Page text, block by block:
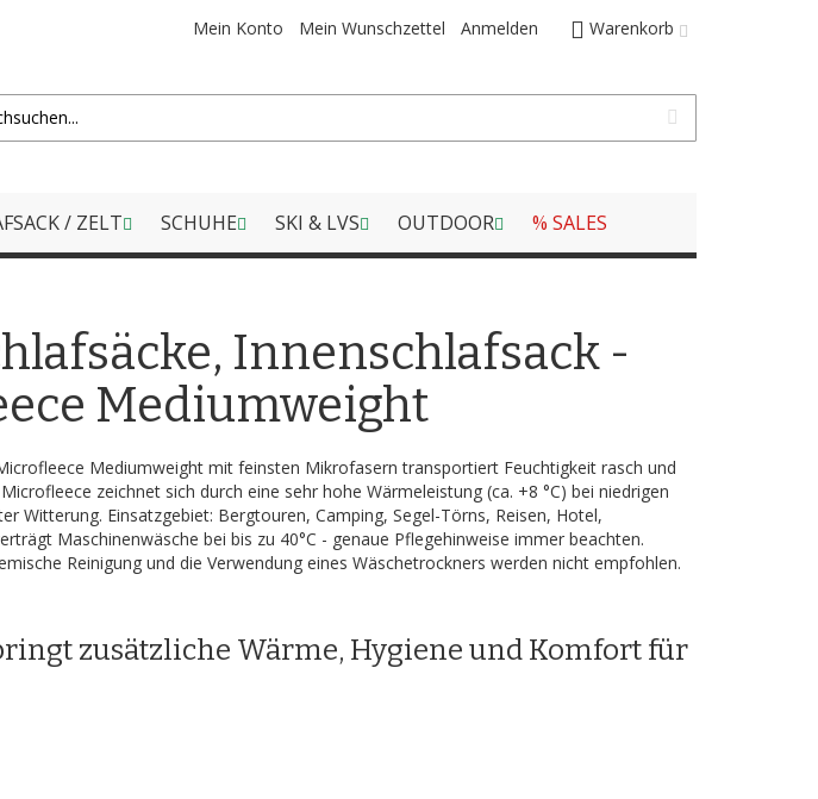
Warenkorb
Mein Konto Mein Wunschzettel Anmelden
/ ZELT SCHUHE SKI & LVS OUTDOOR % SALES
Innenschlafsack -
Mediumweight
Mediumweight mit feinsten Mikrofasern transportiert Feuchtigkeit rasch und
zeichnet sich durch eine sehr hohe Wärmeleistung (ca. +8 °C) bei niedrigen
Witterung. Einsatzgebiet: Bergtouren, Camping, Segel-Törns, Reisen, Hotel,
Maschinenwäsche bei bis zu 40°C - genaue Pflegehinweise immer beachten.
Reinigung und die Verwendung eines Wäschetrockners werden nicht empfohlen.
zusätzliche Wärme, Hygiene und Komfort für